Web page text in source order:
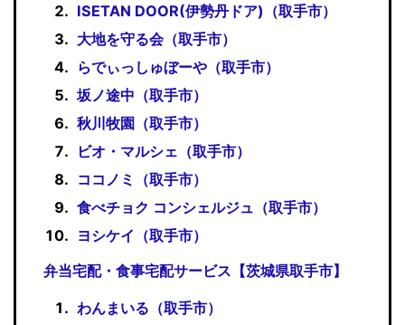
ISETAN DOOR(伊勢丹ドア)（取手市）
大地を守る会（取手市）
らでぃっしゅぼーや（取手市）
坂ノ途中（取手市）
秋川牧園（取手市）
ビオ・マルシェ（取手市）
ココノミ（取手市）
食べチョク コンシェルジュ（取手市）
ヨシケイ（取手市）
弁当宅配・食事宅配サービス【茨城県取手市】
わんまいる（取手市）